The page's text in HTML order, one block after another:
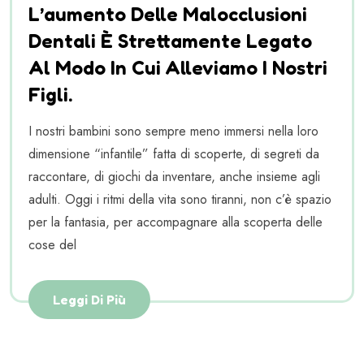
L’aumento Delle Malocclusioni
Dentali È Strettamente Legato
Al Modo In Cui Alleviamo I Nostri
Figli.
I nostri bambini sono sempre meno immersi nella loro
dimensione “infantile” fatta di scoperte, di segreti da
raccontare, di giochi da inventare, anche insieme agli
adulti. Oggi i ritmi della vita sono tiranni, non c’è spazio
per la fantasia, per accompagnare alla scoperta delle
cose del
Leggi Di Più